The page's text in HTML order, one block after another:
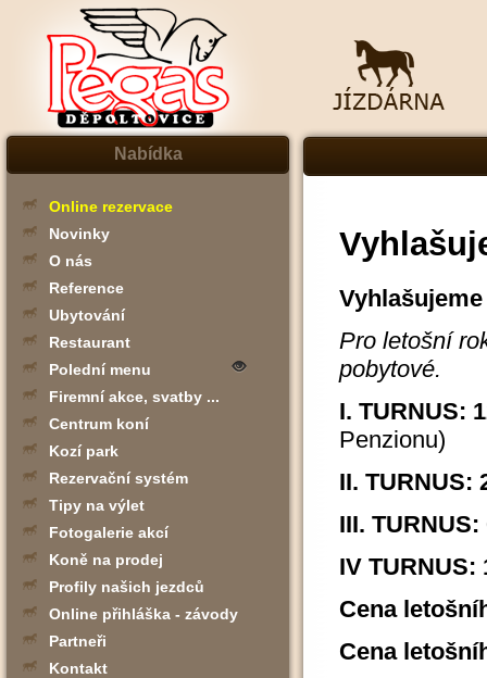
Nabídka
Online rezervace
Novinky
O nás
Reference
Ubytování
Restaurant
Polední menu
Firemní akce, svatby ...
Centrum koní
Kozí park
Rezervační systém
Tipy na výlet
Fotogalerie akcí
Koně na prodej
Profily našich jezdců
Online přihláška - závody
Partneři
Kontakt
Pro letošní
pobytové.
I. TURNUS:
Penzionu)
II. TURNUS:
III.
IV TURNUS:
Cena
Cena